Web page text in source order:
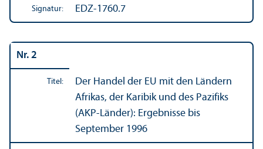
Signatur: EDZ-1760.7
Nr. 2
Titel:
Der Handel der EU mit den Ländern
Afrikas, der Karibik und des Pazifiks
(AKP-Länder): Ergebnisse bis
September 1996